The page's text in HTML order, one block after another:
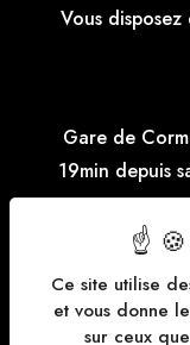
Ce site utilise
et vous donne
sur ceux
Vous
Gare de
19min depuis
Ligne de